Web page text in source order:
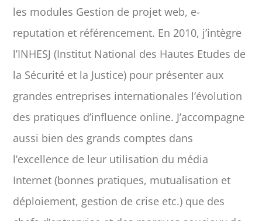
les modules Gestion de projet web, e-
reputation et référencement. En 2010, j’intègre
l’INHESJ (Institut National des Hautes Etudes de
la Sécurité et la Justice) pour présenter aux
grandes entreprises internationales l’évolution
des pratiques d’influence online. J’accompagne
aussi bien des grands comptes dans
l’excellence de leur utilisation du média
Internet (bonnes pratiques, mutualisation et
déploiement, gestion de crise etc.) que des